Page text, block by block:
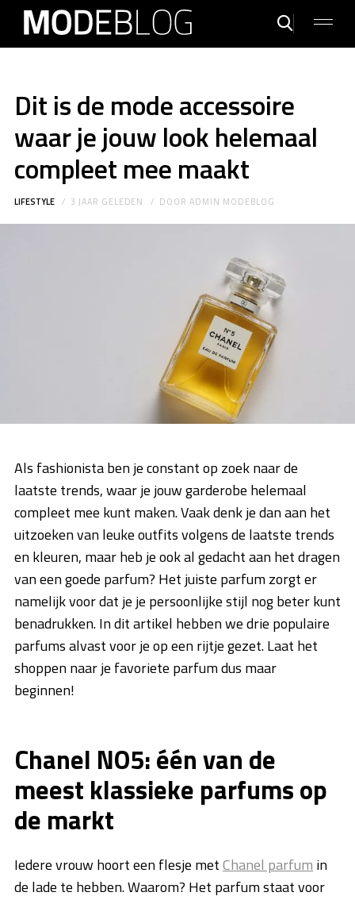
Dit is de mode accessoire
waar je jouw look helemaal
compleet mee maakt
LIFESTYLE 3 JAAR GELEDEN DOORADMIN MODEBLOG
Als fashionista ben je constant op zoek naar de
laatste trends, waar je jouw garderobe helemaal
compleet mee kunt maken. Vaak denk je dan aan het
uitzoeken van leuke outfits volgens de laatste trends
en kleuren, maar heb je ook al gedacht aan het dragen
van een goede parfum? Het juiste parfum zorgt er
namelijk voor dat je je persoonlijke stijl nog beter kunt
benadrukken. In dit artikel hebben we drie populaire
parfums alvast voor je op een rijtje gezet. Laat het
shoppen naar je favoriete parfum dus maar
beginnen!
Chanel NO5: één van de
meest klassieke parfums op
de markt
Iedere vrouw hoort een flesje metChanel parfum in
de lade te hebben. Waarom? Het parfum staat voor